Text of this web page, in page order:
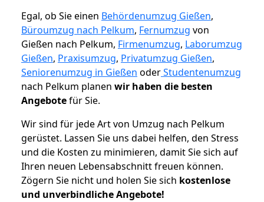
Egal, ob Sie einen Behördenumzug Gießen,
Büroumzug nach Pelkum, Fernumzug von
Gießen nach Pelkum, Firmenumzug, Laborumzug
Gießen, Praxisumzug, Privatumzug Gießen,
Seniorenumzug in Gießen oderStudentenumzug
nach Pelkum planen wir haben die besten
Angebotefür Sie.
Wir sind für jede Art von Umzug nach Pelkum
gerüstet. Lassen Sie uns dabei helfen, den Stress
und die Kosten zu minimieren, damit Sie sich auf
Ihren neuen Lebensabschnitt freuen können.
Zögern Sie nicht und holen Sie sich kostenlose
und unverbindliche Angebote!